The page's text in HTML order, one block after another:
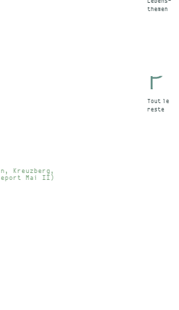
Kreuzberg,
Mai II)
themen
Tout le
reste